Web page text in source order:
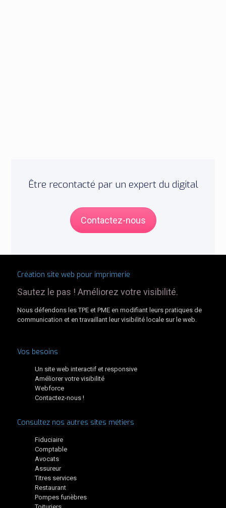
Être recontacté par un expert du digital
Contactez-nous
Création site web pour imprimerie
Sautez le pas ! Améliorez votre visibilité.
Nous défendons les TPE et PME en modifiant leurs pratiques de
communication et en travaillant leur visibilité locale sur le web.
Vos besoins
Un site web interactif et responsive
Améliorer votre visibilité
Webforce
Contactez-nous !
Consultez nos autres sites métiers
Fiduciaire
Comptable
Avocats
Assureur
Titres services
Restaurant
Pompes funèbres